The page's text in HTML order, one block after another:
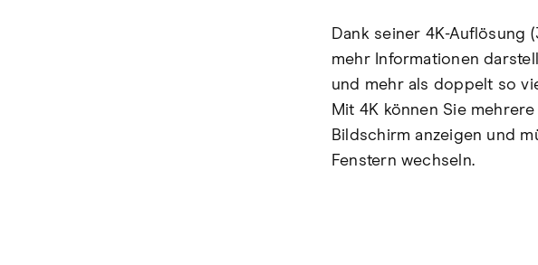
Dank seiner 4K-Auflösung
mehr Informationen
und mehr als doppelt so
Mit 4K können Sie
Bildschirm anzeigen und
Fenstern wechseln.